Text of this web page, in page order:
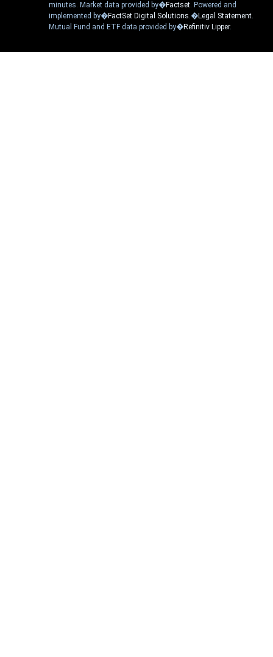
minutes. Market data provided by�Factset. Powered and
implemented by�FactSet Digital Solutions.�Legal Statement.
Mutual Fund and ETF data provided by�Refinitiv Lipper.